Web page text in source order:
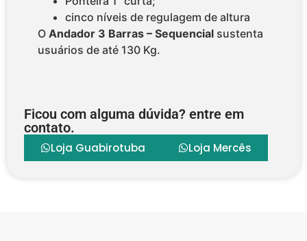
cinco níveis de regulagem de altura
O Andador 3 Barras – Sequencial sustenta
usuários de até 130 Kg.
Ficou com alguma dúvida? entre em
contato.
Loja Guabirotuba Loja Mercês